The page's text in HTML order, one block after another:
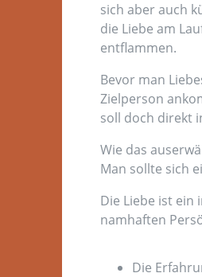
sich aber auch
die Liebe am
entflammen.
Bevor man
Zielperson
soll doch direkt
Wie das
Man sollte sich
Die Liebe ist ein
namhaften
Die